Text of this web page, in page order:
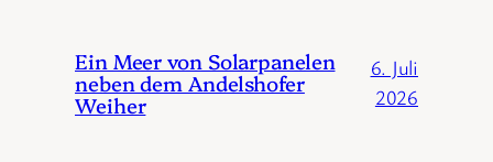
Ein Meer von Solarpanelen
neben dem Andelshofer
Weiher
6. Juli
2026